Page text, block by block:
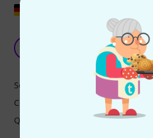
Attention, cela peut
Tanzlaus
Son
Confort
Qualité de fabrication